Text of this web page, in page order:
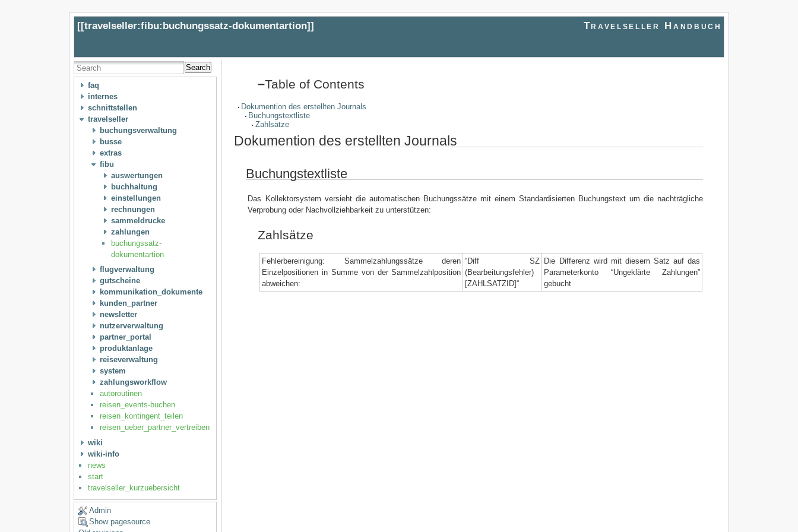
[[travelseller:fibu:buchungssatz-dokumentartion]] Travelseller Handbuch
Search
faq
internes
schnittstellen
travelseller
buchungsverwaltung
busse
extras
fibu
auswertungen
buchhaltung
einstellungen
rechnungen
sammeldrucke
zahlungen
buchungssatz-
dokumentartion
flugverwaltung
gutscheine
kommunikation_dokumente
kunden_partner
newsletter
nutzerverwaltung
partner_portal
produktanlage
reiseverwaltung
system
zahlungsworkflow
autoroutinen
reisen_events-buchen
reisen_kontingent_teilen
reisen_ueber_partner_vertreiben
wiki
wiki-info
news
start
travelseller_kurzuebersicht
Admin
Show pagesource
−Table of Contents
Dokumention des erstellten Journals
Buchungstextliste
Zahlsätze
Dokumention des erstellten Journals
Buchungstextliste
Das Kollektorsystem versieht die automatischen Buchungssätze mit einem Standardisierten Buchungstext um die nachträgliche
Verprobung oder Nachvollziehbarkeit zu unterstützen:
Zahlsätze
Fehlerbereinigung: Sammelzahlungssätze deren
Einzelpositionen in Summe von der Sammelzahlposition
abweichen:
“Diff SZ
(Bearbeitungsfehler)
[ZAHLSATZID]“
Die Differenz wird mit diesem Satz auf das
Parameterkonto “Ungeklärte Zahlungen”
gebucht